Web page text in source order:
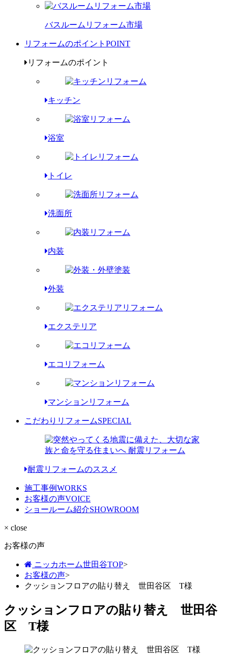
バスルームリフォーム市場
リフォームのポイント POINT
リフォームのポイント
キッチン
浴室
トイレ
洗面所
内装
外装
エクステリア
エコリフォーム
マンションリフォーム
こだわりリフォームSPECIAL
耐震リフォームのススメ
施工事例WORKS
お客様の声VOICE
ショールーム紹介SHOWROOM
× close
お客様の声
ニッカホーム世田谷TOP>
お客様の声>
クッションフロアの貼り替え 世田谷区 T様
クッションフロアの貼り替え 世田谷
区 T様